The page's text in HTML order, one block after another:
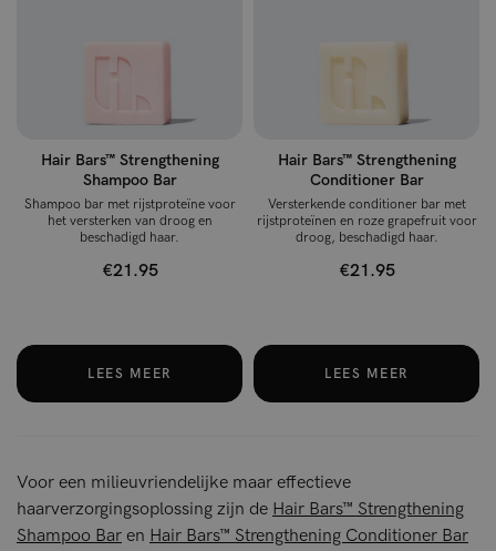
Hair Bars™ Strengthening
Shampoo Bar
Shampoo bar met rijstproteïne voor
het versterken van droog en
beschadigd haar.
€21.95
LEES MEER
Hair Bars™ Strengthening
Conditioner Bar
Versterkende conditioner bar met
rijstproteïnen en roze grapefruit voor
droog, beschadigd haar.
€21.95
LEES MEER
Voor een milieuvriendelijke maar effectieve
haarverzorgingsoplossing zijn de Hair Bars™ Strengthening
Shampoo Bar en Hair Bars™ Strengthening Conditioner Bar